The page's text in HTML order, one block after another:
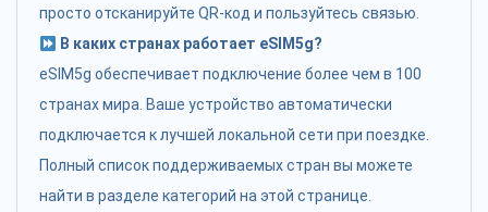
просто отсканируйте QR-код и пользуйтесь связью.
В каких странах работает eSIM5g?
eSIM5g обеспечивает подключение более чем в 100
странах мира. Ваше устройство автоматически
подключается к лучшей локальной сети при поездке.
Полный список поддерживаемых стран вы можете
найти в разделе категорий на этой странице.